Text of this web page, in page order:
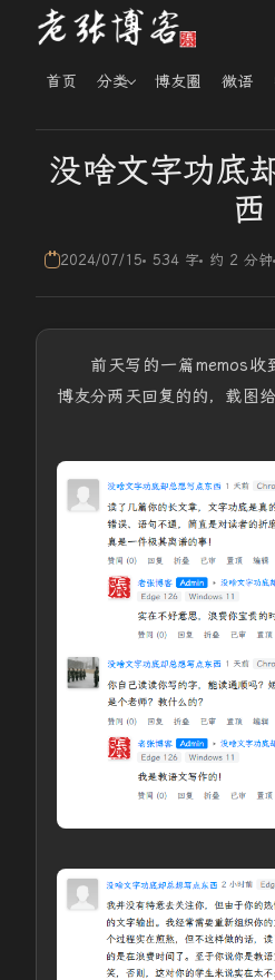
首页 分类 博友圈 微语
没啥文字功底
西
2024/07/15 534 字 约 2 分钟
前天写的一篇memos
博友分两天回复的的，载图给